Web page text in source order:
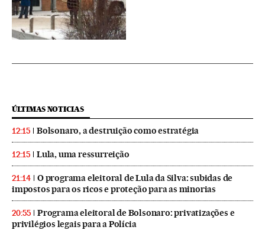
ÚLTIMAS NOTICIAS
12:15 Bolsonaro, a destruição como estratégia
12:15 Lula, uma ressurreição
21:14
O programa eleitoral de Lula da Silva: subidas de
impostos para os ricos e proteção para as minorias
20:55
Programa eleitoral de Bolsonaro: privatizações e
privilégios legais para a Polícia